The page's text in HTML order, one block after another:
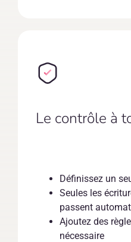
Le contrôle à
Définissez un
Seules les
passent
Ajoutez des
nécessaire